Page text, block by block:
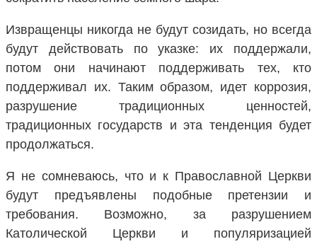
Извращенцы никогда не будут созидать, но всегда
будут действовать по указке: их поддержали,
потом они начинают поддерживать тех, кто
поддерживал их. Таким образом, идет коррозия,
разрушение традиционных ценностей,
традиционных государств и эта тенденция будет
продолжаться.
Я не сомневаюсь, что и к Православной Церкви
будут предъявлены подобные претензии и
требования. Возможно, за разрушением
Католической Церкви и популяризацией